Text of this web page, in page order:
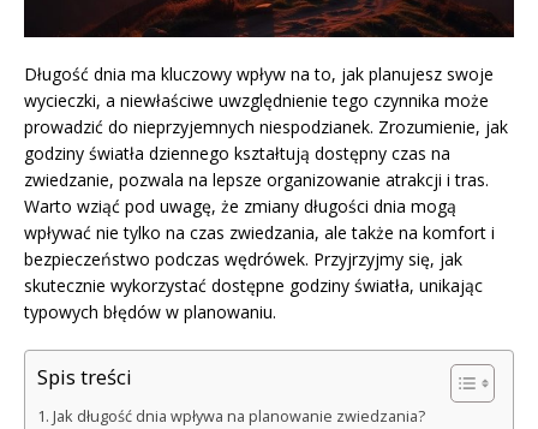
Długość dnia ma kluczowy wpływ na to, jak planujesz swoje
wycieczki, a niewłaściwe uwzględnienie tego czynnika może
prowadzić do nieprzyjemnych niespodzianek. Zrozumienie, jak
godziny światła dziennego kształtują dostępny czas na
zwiedzanie, pozwala na lepsze organizowanie atrakcji i tras.
Warto wziąć pod uwagę, że zmiany długości dnia mogą
wpływać nie tylko na czas zwiedzania, ale także na komfort i
bezpieczeństwo podczas wędrówek. Przyjrzyjmy się, jak
skutecznie wykorzystać dostępne godziny światła, unikając
typowych błędów w planowaniu.
Spis treści
Jak długość dnia wpływa na planowanie zwiedzania?